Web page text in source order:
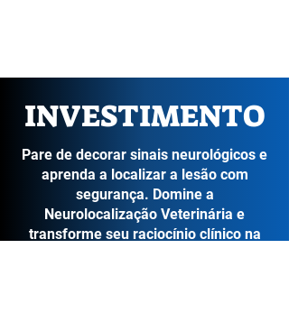
INVESTIMENTO
Pare de decorar sinais neurológicos e
aprenda a localizar a lesão com
segurança. Domine a
Neurolocalização Veterinária e
transforme seu raciocínio clínico na